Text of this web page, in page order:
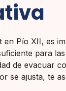
en Pío XII, es
para
de evacuar
se ajusta, te